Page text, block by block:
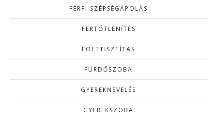
FÉRFI SZÉPSÉGÁPOLÁS
FERTŐTLENÍTÉS
FOLTTISZTÍTAS
FÜRDŐSZOBA
GYEREKNEVELÉS
GYEREKSZOBA